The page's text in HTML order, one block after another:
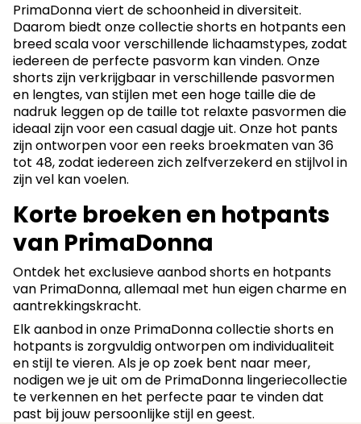
PrimaDonna viert de schoonheid in diversiteit.
Daarom biedt onze collectie shorts en hotpants een
breed scala voor verschillende lichaamstypes, zodat
iedereen de perfecte pasvorm kan vinden. Onze
shorts zijn verkrijgbaar in verschillende pasvormen
en lengtes, van stijlen met een hoge taille die de
nadruk leggen op de taille tot relaxte pasvormen die
ideaal zijn voor een casual dagje uit. Onze hot pants
zijn ontworpen voor een reeks broekmaten van 36
tot 48, zodat iedereen zich zelfverzekerd en stijlvol in
zijn vel kan voelen.
Korte broeken en hotpants
van PrimaDonna
Ontdek het exclusieve aanbod shorts en hotpants
van PrimaDonna, allemaal met hun eigen charme en
aantrekkingskracht.
Elk aanbod in onze PrimaDonna collectie shorts en
hotpants is zorgvuldig ontworpen om individualiteit
en stijl te vieren. Als je op zoek bent naar meer,
nodigen we je uit om de PrimaDonna lingeriecollectie
te verkennen en het perfecte paar te vinden dat
past bij jouw persoonlijke stijl en geest.